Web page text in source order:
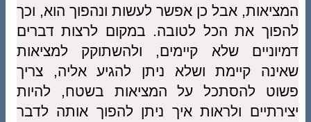
המציאות, אבל כן אפשר לעשות ונהפוך הוא, וכך
להפוך את הכל לטובה. במקום לרצות דברים
דמיוניים שלא קיימים, ולהשתוקק למציאות
שאינה קיימת ושלא ניתן להגיע אליה, צריך
פשוט להסתכל על המציאות בשטח, להיות
יצירתיים ולראות איך ניתן להפוך אותה לדבר